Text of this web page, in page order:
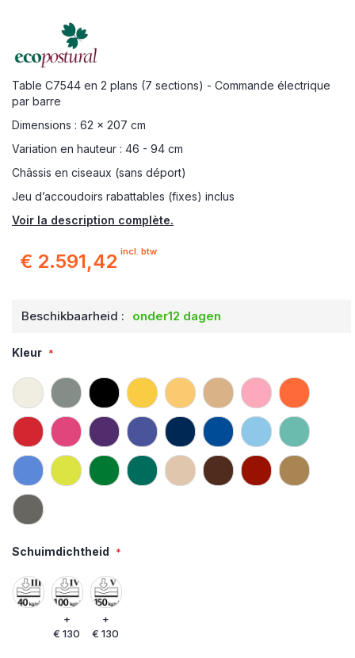
Table C7544 en 2 plans (7 sections) - Commande électrique
par barre
Dimensions : 62 x 207 cm
Variation en hauteur : 46 - 94 cm
Châssis en ciseaux (sans déport)
Jeu d’accoudoirs rabattables (fixes) inclus
Voir la description complète.
€ 2.591,42 incl. btw
Beschikbaarheid : onder12 dagen
Kleur
Schuimdichtheid
+
€ 130
+
€ 130